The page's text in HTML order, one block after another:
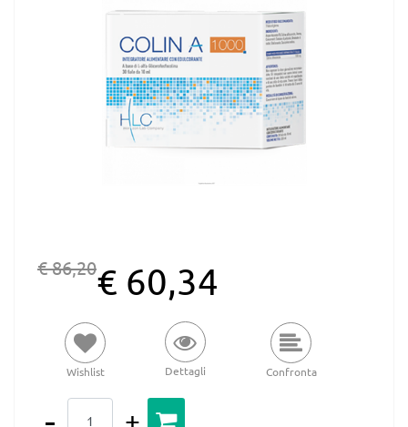
€ 86,20€ 60,34
Wishlist Dettagli Confronta